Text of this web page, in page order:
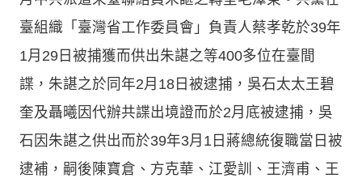
臺組織「臺灣省工作委員會」負責人蔡孝乾於39年
1月29日被捕獲而供出朱諶之等400多位在臺間
諜，朱諶之於同年2月18日被逮捕，吳石太太王碧
奎及聶曦因代辦共諜出境證而於2月底被逮捕，吳
石因朱諶之供出而於39年3月1日蔣總統復職當日被
逮補，嗣後陳寶倉、方克華、江愛訓、王濟甫、王